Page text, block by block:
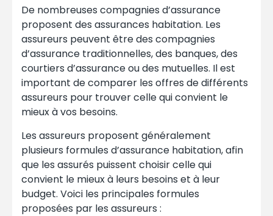
De nombreuses compagnies d’assurance
proposent des assurances habitation. Les
assureurs peuvent être des compagnies
d’assurance traditionnelles, des banques, des
courtiers d’assurance ou des mutuelles. Il est
important de comparer les offres de différents
assureurs pour trouver celle qui convient le
mieux à vos besoins.
Les assureurs proposent généralement
plusieurs formules d’assurance habitation, afin
que les assurés puissent choisir celle qui
convient le mieux à leurs besoins et à leur
budget. Voici les principales formules
proposées par les assureurs :